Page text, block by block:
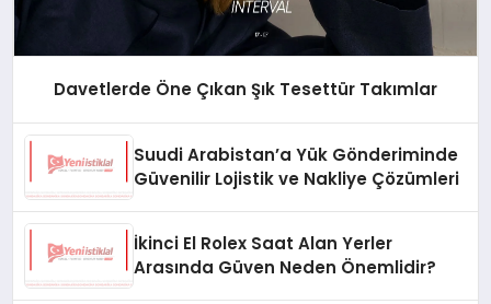
Davetlerde Öne Çıkan Şık Tesettür Takımlar
Suudi Arabistan’a Yük Gönderiminde
Güvenilir Lojistik ve Nakliye Çözümleri
İkinci El Rolex Saat Alan Yerler
Arasında Güven Neden Önemlidir?